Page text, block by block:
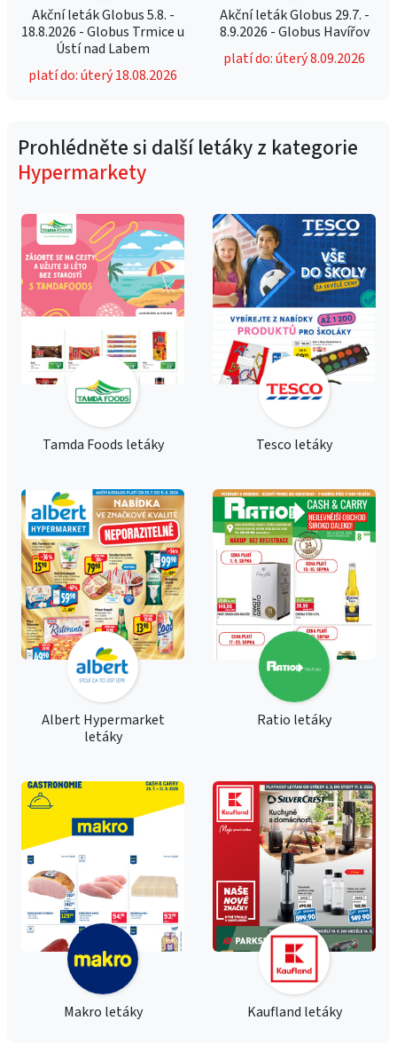
Akční leták Globus 5.8. -
18.8.2026 - Globus Trmice u
Ústí nad Labem
platí do: úterý 18.08.2026
Akční leták Globus 29.7. -
8.9.2026 - Globus Havířov
platí do: úterý 8.09.2026
Prohlédněte si další letáky z kategorie
Hypermarkety
Tamda Foods letáky Tesco letáky
Albert Hypermarket
letáky
Ratio letáky
Makro letáky Kaufland letáky